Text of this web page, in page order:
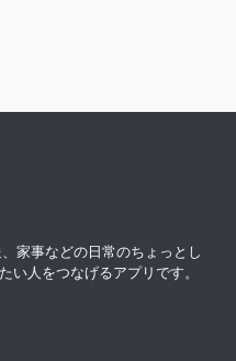
家事などの日常のちょっとし
い人をつなげるアプリです。